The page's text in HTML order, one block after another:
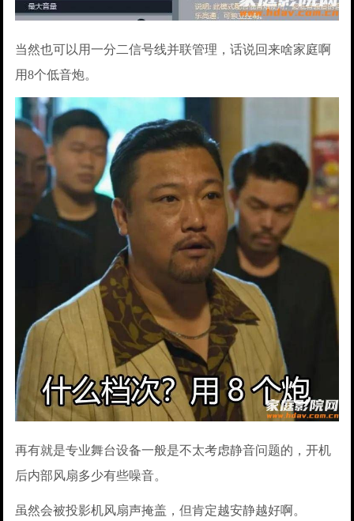
当然也可以用一分二信号线并联管理，话说回来啥家庭啊
用8个低音炮。
再有就是专业舞台设备一般是不太考虑静音问题的，开机
后内部风扇多少有些噪音。
虽然会被投影机风扇声掩盖，但肯定越安静越好啊。